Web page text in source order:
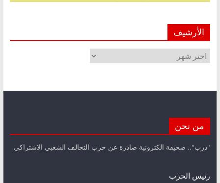
الأرشيف
الأرشيف
من نحن
"درب".. صحيفة الكترونية صادرة عن حزب التحالف الشعبي الاشتراكي
رئيس الحزب